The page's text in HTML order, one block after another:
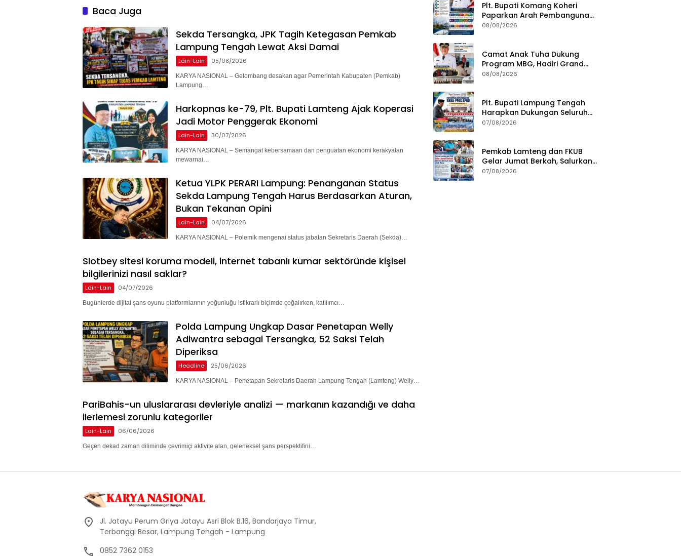
Baca Juga
Sekda Tersangka, JPK Tagih Ketegasan Pemkab
Lampung Tengah Lewat Aksi Damai
Lain-Lain 05/08/2026
KARYA NASIONAL – Gelombang desakan agar Pemerintah Kabupaten (Pemkab)
Lampung…
Harkopnas ke-79, Plt. Bupati Lamteng Ajak Koperasi
Jadi Motor Penggerak Ekonomi
Lain-Lain 30/07/2026
KARYA NASIONAL – Semangat kebersamaan dan penguatan ekonomi kerakyatan
mewarnai…
Ketua YLPK PERARI Lampung: Penanganan Status
Sekda Lampung Tengah Harus Berdasarkan Aturan,
Bukan Tekanan Opini
Lain-Lain 04/07/2026
KARYA NASIONAL – Polemik mengenai status jabatan Sekretaris Daerah (Sekda)…
Slotbey sitesi koruma modeli, internet tabanlı kumar sektöründe kişisel
bilgilerinizi nasıl saklar?
Lain-Lain 04/07/2026
Bugünlerde dijital şans oyunu platformlarının yoğunluğu istikrarlı biçimde çoğalırken, katılımcı…
Polda Lampung Ungkap Dasar Penetapan Welly
Adiwantra sebagai Tersangka, 52 Saksi Telah
Diperiksa
Headline 25/06/2026
KARYA NASIONAL – Penetapan Sekretaris Daerah Lampung Tengah (Lamteng) Welly…
PariBahis-un uluslararası devleriyle analizi — markanın kazandığı ve daha
ilerlemesi zorunlu kategoriler
Lain-Lain 06/06/2026
Geçen dekad zaman diliminde çevrimiçi aktivite alan, geleneksel şans perspektifini…
Plt. Bupati Komang Koheri
Paparkan Arah Pembangunan
Lampung Tengah, Fokus pada
08/08/2026
Camat Anak Tuha Dukung
Program MBG, Hadiri Grand
Opening Dapur SPPG Negara Aji
08/08/2026
Plt. Bupati Lampung Tengah
Harapkan Dukungan Seluruh
Pimpinan DPRD Bahas RKUA-
07/08/2026
Pemkab Lamteng dan FKUB
Gelar Jumat Berkah, Salurkan
Bantuan Sosial untuk Warga
07/08/2026
Jl. Jatayu Perum Griya Jatayu Asri Blok B.16, Bandarjaya Timur,
Terbanggi Besar, Lampung Tengah - Lampung
0852 7362 0153